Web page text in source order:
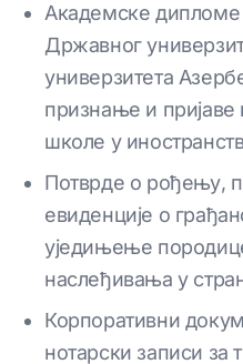
Академске дипломе
Државног
универзитета
признање и
школе у
Потврде о рођењу,
евиденције о
уједињење
наслеђивања у
Корпоративни
нотарски записи за